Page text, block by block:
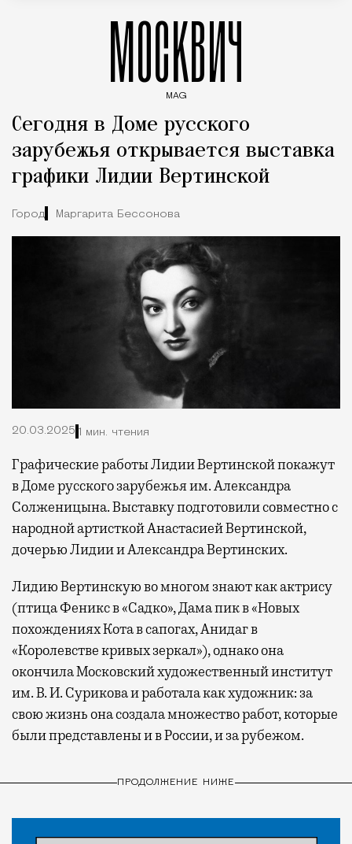
МОСКВИЧ
MAG
Сегодня в Доме русского
зарубежья открывается выставка
графики Лидии Вертинской
Город Маргарита Бессонова
20.03.2025 1 мин. чтения
Графические работы Лидии Вертинской покажут
в Доме русского зарубежья им. Александра
Солженицына. Выставку подготовили совместно с
народной артисткой Анастасией Вертинской,
дочерью Лидии и Александра Вертинских.
Лидию Вертинскую во многом знают как актрису
(птица Феникс в «Садко», Дама пик в «Новых
похождениях Кота в сапогах, Анидаг в
«Королевстве кривых зеркал»), однако она
окончила Московский художественный институт
им. В. И. Сурикова и работала как художник: за
свою жизнь она создала множество работ, которые
были представлены и в России, и за рубежом.
ПРОДОЛЖЕНИЕ НИЖЕ